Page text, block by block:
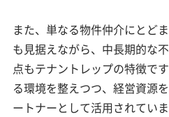
また、単なる物件仲介にとど
も見据えながら、中長期的な
点もテナントレップの特徴で
る環境を整えつつ、経営資源
ートナーとして活用されていま